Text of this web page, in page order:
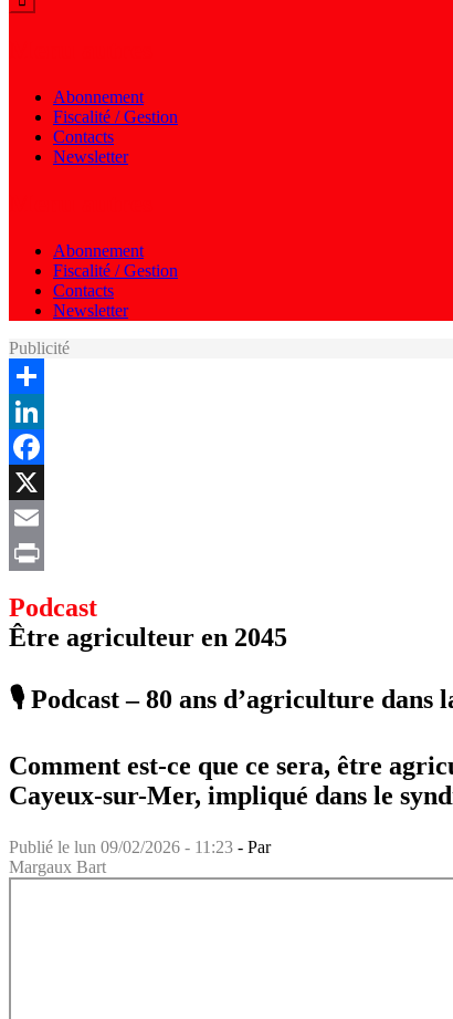
Abonnement
Fiscalité / Gestion
Contacts
Newsletter
Abonnement
Fiscalité / Gestion
Contacts
Newsletter
Publicité
Share
LinkedIn
Facebook
X
Email
Podcast
Être agriculteur en 2045
🎙️ Podcast – 80 ans d’agriculture dans
Comment est-ce que ce sera, être
Cayeux-sur-Mer, impliqué dans le
Publié le lun 09/02/2026 - 11:23 - Par
Margaux Bart